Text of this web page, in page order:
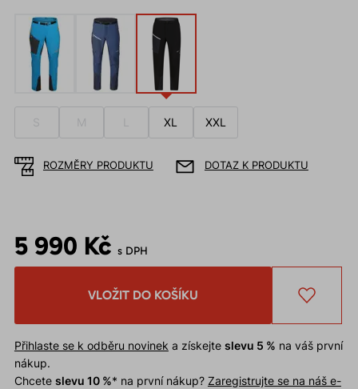
S M XL XXL
ROZMĚRY PRODUKTU DOTAZ K PRODUKTU
5 990 Kč s DPH
VLOŽIT DO KOŠÍKU
Přihlaste se k odběru novinek a získejte slevu 5 % na váš první
nákup.
Chcete slevu 10 %* na první nákup? Zaregistrujte se na náš e-